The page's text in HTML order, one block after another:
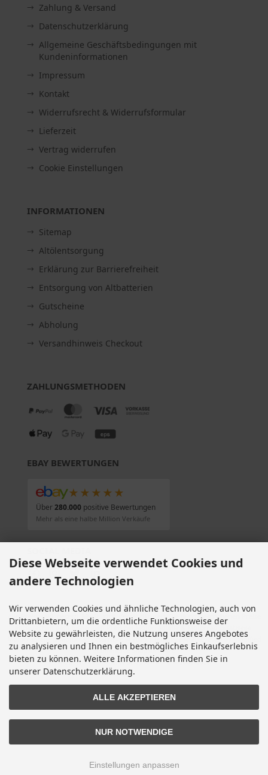
Zahlung & Versand
Datenschutzerklärung
Allgemeine Geschäftsbedingungen mit
Kundeninformationen
Impressum
Kontakt
Widerrufsrecht & Widerrufsformular
Lieferzeit
Vertrag widerrufen
Cookie Einstellungen
INFORMATIONEN
Sitemap
Altölentsorgung
Erklärung zur Barrierefreiheit
Entsorgung von Altbatterien
Gutscheine
Abholung
Versandhinweis Checkout
ZAHLUNGSMETHODEN
EBAY BEWERTUNGEN
★★★★★
Über280.000positive Bewertungen
Mehr als eine halbe Million Verkäufe
Alle Preise inkl. gesetzl. MwSt. zzgl. Versandkosten . Die durchgestrichenen Preise
entsprechen dem bisherigen Preis bei Motorradteile & Motorrad Ersatzteile.
Motorradteile & Motorrad Ersatzteile © 2026 | Template © 2009-2026 by modified
eCommerce Shopsoftware
modified eCommerce Shopsoftware © 2009-2026
Diese Webseite verwendet Cookies und
andere Technologien
Wir verwenden Cookies und ähnliche Technologien, auch von
Drittanbietern, um die ordentliche Funktionsweise der
Website zu gewährleisten, die Nutzung unseres Angebotes
zu analysieren und Ihnen ein bestmögliches Einkaufserlebnis
bieten zu können. Weitere Informationen finden Sie in
unserer Datenschutzerklärung.
ALLE AKZEPTIEREN
NUR NOTWENDIGE
Einstellungen anpassen